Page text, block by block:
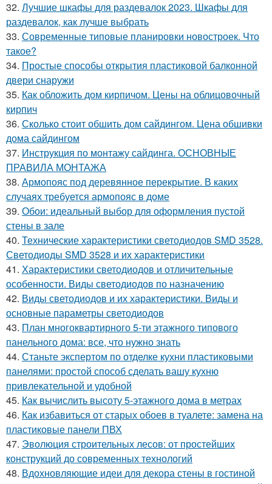
32. Лучшие шкафы для раздевалок 2023. Шкафы для
раздевалок, как лучше выбрать
33. Современные типовые планировки новостроек. Что
такое?
34. Простые способы открытия пластиковой балконной
двери снаружи
35. Как обложить дом кирпичом. Цены на облицовочный
кирпич
36. Сколько стоит обшить дом сайдингом. Цена обшивки
дома сайдингом
37. Инструкция по монтажу сайдинга. ОСНОВНЫЕ
ПРАВИЛА МОНТАЖА
38. Армопояс под деревянное перекрытие. В каких
случаях требуется армопояс в доме
39. Обои: идеальный выбор для оформления пустой
стены в зале
40. Технические характеристики светодиодов SMD 3528.
Светодиоды SMD 3528 и их характеристики
41. Характеристики светодиодов и отличительные
особенности. Виды светодиодов по назначению
42. Виды светодиодов и их характеристики. Виды и
основные параметры светодиодов
43. План многоквартирного 5-ти этажного типового
панельного дома: все, что нужно знать
44. Станьте экспертом по отделке кухни пластиковыми
панелями: простой способ сделать вашу кухню
привлекательной и удобной
45. Как вычислить высоту 5-этажного дома в метрах
46. Как избавиться от старых обоев в туалете: замена на
пластиковые панели ПВХ
47. Эволюция строительных лесов: от простейших
конструкций до современных технологий
48. Вдохновляющие идеи для декора стены в гостиной